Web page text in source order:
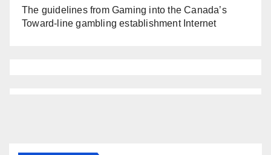
The guidelines from Gaming into the Canada’s
Toward-line gambling establishment Internet